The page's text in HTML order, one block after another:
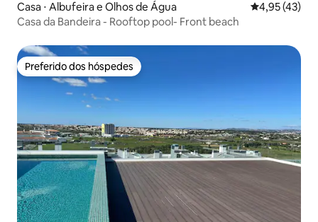
Casa ⋅ Albufeira e Olhos de Água 4,95 de uma
4,95 (43)
Casa da Bandeira - Rooftop pool- Front beach
Preferido dos hóspedes
Preferido dos hóspedes